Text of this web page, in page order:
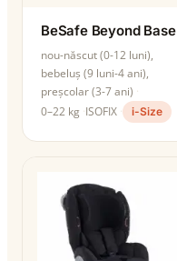
BeSafe Beyond Base
nou-născut (0-12 luni),
bebeluș (9 luni-4 ani),
preșcolar (3-7 ani)
0–22 kg ISOFIX i-Size